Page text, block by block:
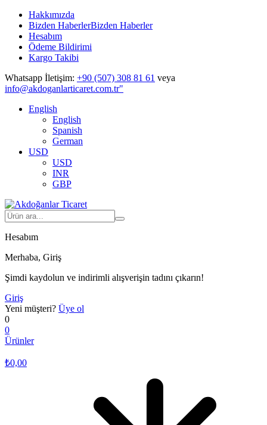
Hakkımızda
Bizden HaberlerBizden Haberler
Hesabım
Ödeme Bildirimi
Kargo Takibi
Whatsapp İletişim: +90 (507) 308 81 61 veya
info@akdoganlarticaret.com.tr"
English
English
Spanish
German
USD
USD
INR
GBP
Hesabım
Merhaba, Giriş
Şimdi kaydolun ve indirimli alışverişin tadını çıkarın!
Giriş
Yeni müşteri? Üye ol
0
0
Ürünler
₺0,00